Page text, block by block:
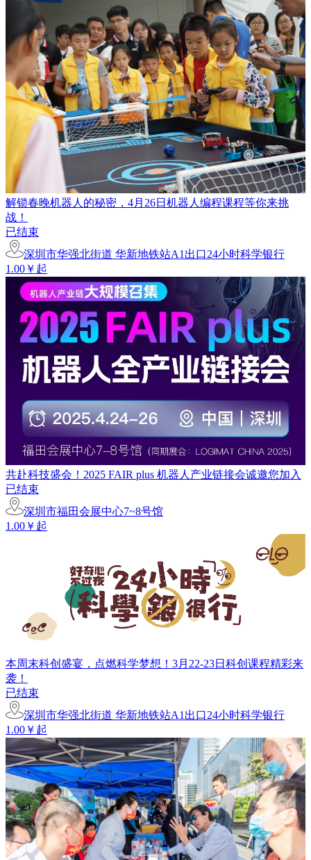
解锁春晚机器人的秘密，4月26日机器人编程课程等你来挑
战！
已结束
深圳市华强北街道 华新地铁站A1出口24小时科学银行
1.00￥起
共赴科技盛会！2025 FAIR plus 机器人产业链接会诚邀您加入
已结束
深圳市福田会展中心7~8号馆
1.00￥起
本周末科创盛宴，点燃科学梦想！3月22-23日科创课程精彩来
袭！
已结束
深圳市华强北街道 华新地铁站A1出口24小时科学银行
1.00￥起